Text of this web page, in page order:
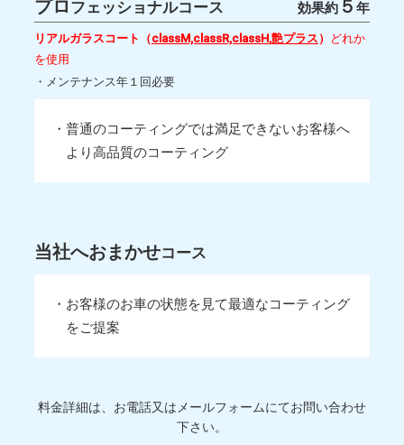
プロ フェッショナルコース 効果約 ５ 年
リアルガラスコート（classM,classR,classH,艶プラス ）
どれか
を使用
・メンテナンス年１回必要
・普通のコーティングでは満足できないお客様へ
より高品質のコーティング
当社へおまかせコース
・お客様のお車の状態を見て最適なコーティング
をご提案
料金詳細は、お電話又はメールフォームにてお問い合わせ
下さい。